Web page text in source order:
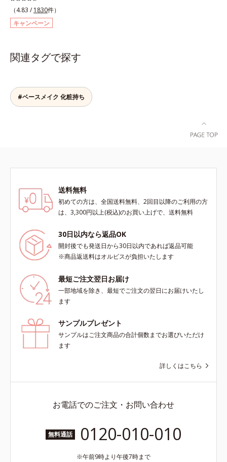
ウダーならではの軽いつけごこち
で、日焼け止めが苦手な方にもおす
ャーにも大活躍してくれます。*1
シリカ、セルロース、窒化ホウ素配
ス*3 シリカ配合＝皮脂を吸着する
粉体*4 化粧持ち性能
ままの美しい眉を長時間キープしま
す。汗、皮脂、こすれなどから美し
い眉をしっかり守るウォータープル
す。速乾性のサラッとした透明の液
のだから、肌へのやさしさも考慮
し、植物性保湿成分・ユリエキスを
（4.83 / 1830件）
キャンペーン
関連タグで探す
#ベースメイク 化粧持ち
送料無料
初めての方は、全国送料無料、2回目以降のご利用の方
は、3,300円以上(税込)のお買い上げで、送料無料
30日以内なら返品OK
開封後でも発送日から30日以内であれば返品可能
※商品返送料はオルビスが負担いたします
最短ご注文翌日お届け
一部地域を除き、最短でご注文の翌日にお届けいたし
ます
サンプルプレゼント
サンプルはご注文商品の合計個数までお選びいただけ
ます
詳しくはこちら
お電話でのご注文・お問い合わせ
無料通話 0120-010-010
午前9時より午後7時まで